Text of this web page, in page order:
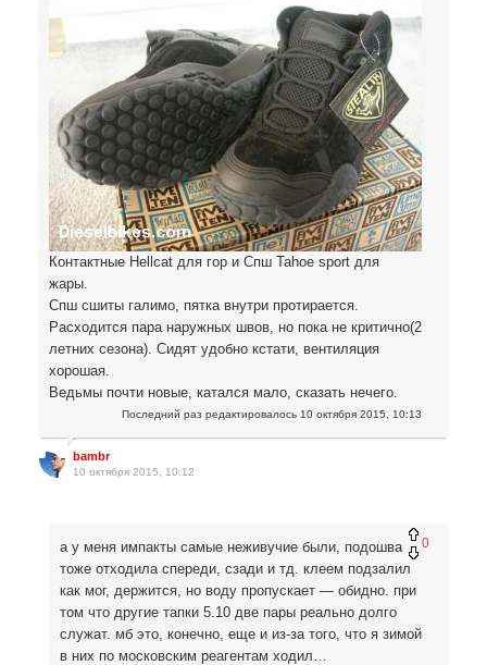
Контактные Hellcat для гор и Спш Tahoe sport для
жары.
Спш сшиты галимо, пятка внутри протирается.
Расходится пара наружных швов, но пока не критично(2
летних сезона). Сидят удобно кстати, вентиляция
хорошая.
Ведьмы почти новые, катался мало, сказать нечего.
Последний раз редактировалось 10 октября 2015, 10:13
bambr
10 октября 2015, 10:12
0
а у меня импакты самые неживучие были, подошва
тоже отходила спереди, сзади и тд. клеем подзалил
как мог, держится, но воду пропускает — обидно. при
том что другие тапки 5.10 две пары реально долго
служат. мб это, конечно, еще и из-за того, что я зимой
в них по московским реагентам ходил…